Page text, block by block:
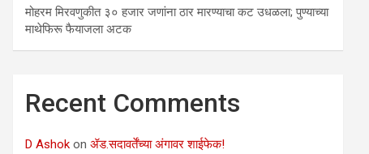
मोहरम मिरवणुकीत ३० हजार जणांना ठार मारण्‍याचा कट उधळला; पुण्‍याच्‍या
माथेफिरू फैयाजला अटक
Recent Comments
D Ashok onॲड.सदावर्तेंच्या अंगावर शाईफेक!